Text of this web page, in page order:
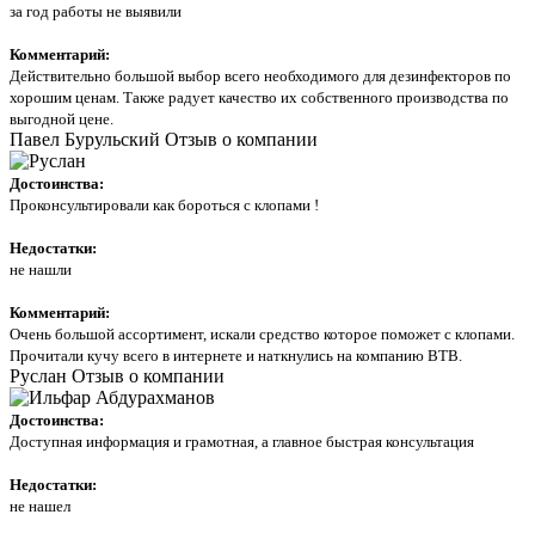
за год работы не выявили
Комментарий:
Действительно большой выбор всего необходимого для дезинфекторов по
хорошим ценам. Также радует качество их собственного производства по
выгодной цене.
Павел Бурульский Отзыв о компании
Достоинства:
Проконсультировали как бороться с клопами !
Недостатки:
не нашли
Комментарий:
Очень большой ассортимент, искали средство которое поможет с клопами.
Прочитали кучу всего в интернете и наткнулись на компанию ВТВ.
Руслан Отзыв о компании
Достоинства:
Доступная информация и грамотная, а главное быстрая консультация
Недостатки:
не нашел